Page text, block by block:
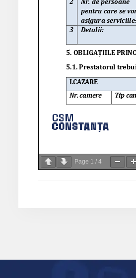
Page 1 / 4